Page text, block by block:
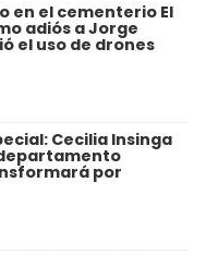
en el cementerio El
adiós a Jorge
el uso de drones
Cecilia Insinga
por